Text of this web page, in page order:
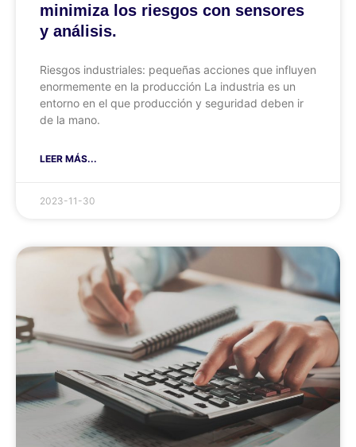
minimiza los riesgos con sensores
y análisis.
Riesgos industriales: pequeñas acciones que influyen
enormemente en la producción La industria es un
entorno en el que producción y seguridad deben ir
de la mano.
LEER MÁS...
2023-11-30